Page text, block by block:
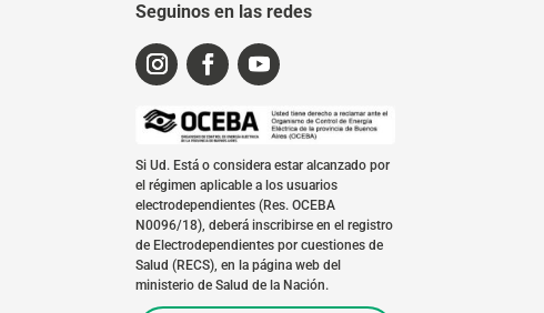
Seguinos en las redes
Si Ud. Está o considera estar alcanzado por
el régimen aplicable a los usuarios
electrodependientes (Res. OCEBA
N0096/18), deberá inscribirse en el registro
de Electrodependientes por cuestiones de
Salud (RECS), en la página web del
ministerio de Salud de la Nación.